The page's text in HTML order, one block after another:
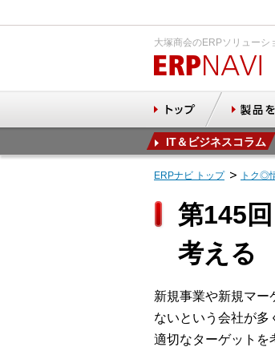
大塚商会のERPソリューシ
IT＆ビジネスコラム
ERPナビ トップ トク◎
第145
考える
新規事業や新規マー
ないという会社が多
適切なターゲットを